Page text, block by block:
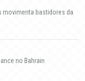
movimenta bastidores da
no Bahrain